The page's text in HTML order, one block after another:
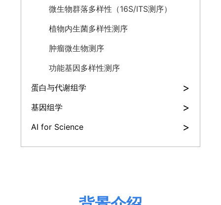
微生物群落多样性（16S/ITS测序）
植物内生菌多样性测序
肿瘤微生物测序
功能基因多样性测序
蛋白与代谢组学
>
基因组学 >
AI for Science >